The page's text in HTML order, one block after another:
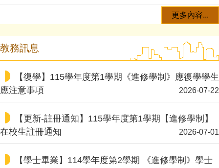
更多內容...
教務訊息
【復學】115學年度第1學期《進修學制》應復學學生
應注意事項
2026-07-22
【更新-註冊通知】115學年度第1學期【進修學制】
在校生註冊通知
2026-07-01
【學士畢業】114學年度第2學期 《進修學制》學士